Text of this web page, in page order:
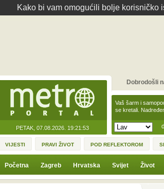
Kako bi vam omogućili bolje korisničko
PETAK, 07.08.2026. 19:21:53
Vaš šarm i
se kretali.
Dobrodošli
VIJESTI PRAVI ŽIVOT POD REFLEKTOROM
Početna Zagreb Hrvatska Svijet Život